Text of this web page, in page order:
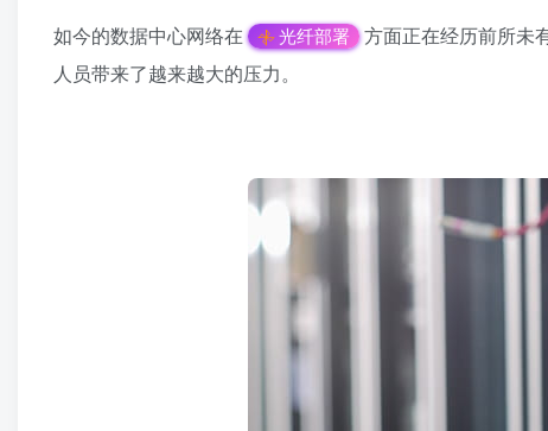
如今的数据中心网络在 光纤部署 方面正在经历前所未
人员带来了越来越大的压力。